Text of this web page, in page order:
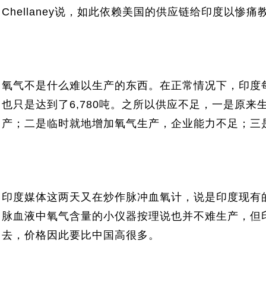
Chellaney说，如此依赖美国的供应链给印度以惨痛
氧气不是什么难以生产的东西。在正常情况下，印
也只是达到了6,780吨。之所以供应不足，一是原来
产；二是临时就地增加氧气生产，企业能力不足；
印度媒体这两天又在炒作脉冲血氧计，说是印度现
脉血液中氧气含量的小仪器按理说也并不难生产，
去，价格因此要比中国高很多。